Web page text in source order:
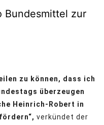
Bundesmittel zur
zu können, dass ich
überzeugen
Heinrich-Robert in
verkündet der